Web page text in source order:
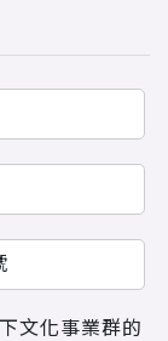
文化事業群的